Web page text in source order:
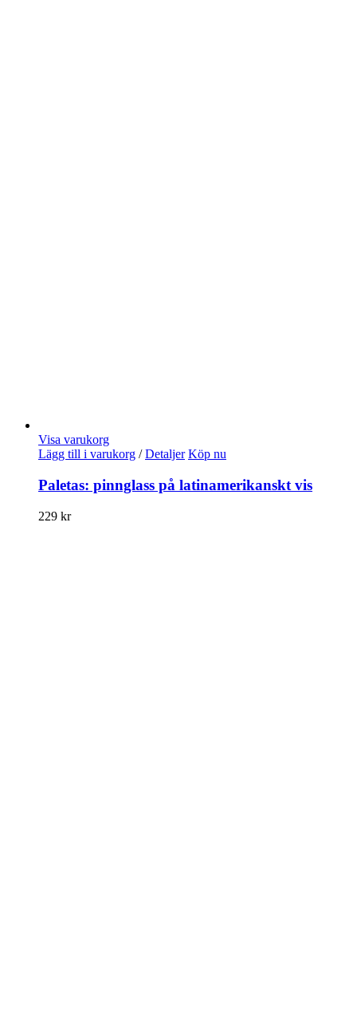
Visa varukorg
Lägg till i varukorg / Detaljer Köp nu
Paletas: pinnglass på latinamerikanskt vis
229 kr